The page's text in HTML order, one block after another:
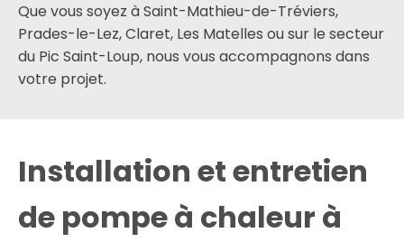
Que vous soyez à Saint-Mathieu-de-Tréviers,
Prades-le-Lez, Claret, Les Matelles ou sur le secteur
du Pic Saint-Loup, nous vous accompagnons dans
votre projet.
Installation et entretien
de pompe à chaleur à